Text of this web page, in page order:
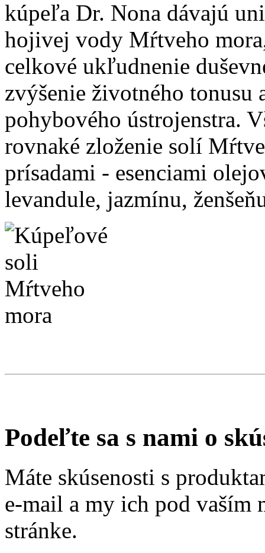
kúpeľa Dr. Nona dávajú
hojivej vody Mŕtveho
celkové ukľudnenie
zvýšenie životného tonusu
pohybového ústrojenstra.
rovnaké zloženie solí
prísadami - esenciami
levandule, jazmínu,
Podeľte sa s nami o
Máte skúsenosti s
e-mail a my ich pod vaším
stránke.